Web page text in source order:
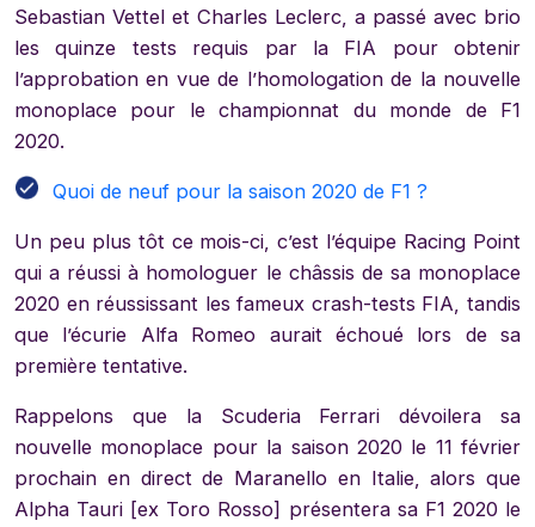
Sebastian Vettel et Charles Leclerc, a passé avec brio
les quinze tests requis par la FIA pour obtenir
l’approbation en vue de l’homologation de la nouvelle
monoplace pour le championnat du monde de F1
2020.
Quoi de neuf pour la saison 2020 de F1 ?
Un peu plus tôt ce mois-ci, c’est l’équipe Racing Point
qui a réussi à homologuer le châssis de sa monoplace
2020 en réussissant les fameux crash-tests FIA, tandis
que l’écurie Alfa Romeo aurait échoué lors de sa
première tentative.
Rappelons que la Scuderia Ferrari dévoilera sa
nouvelle monoplace pour la saison 2020 le 11 février
prochain en direct de Maranello en Italie, alors que
Alpha Tauri [ex Toro Rosso] présentera sa F1 2020 le